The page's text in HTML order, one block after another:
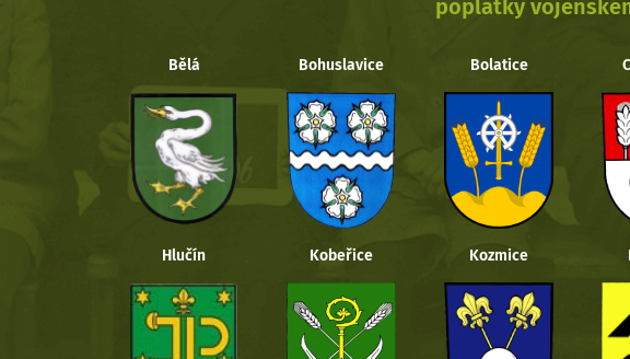
poplatky
Bělá Bohuslavice Bolatice
Hlučín Kobeřice Kozmice